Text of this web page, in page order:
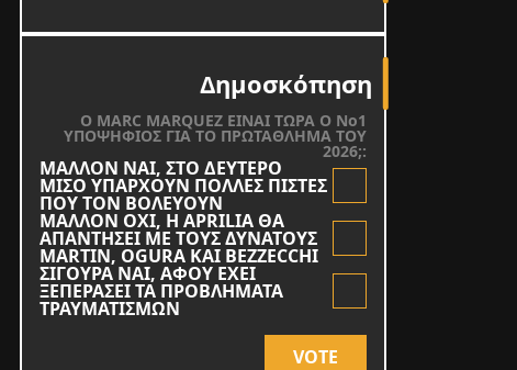
Δημοσκόπηση
O MARC MARQUEZ ΕΙΝΑΙ ΤΩΡΑ Ο Νο1
ΥΠΟΨΗΦΙΟΣ ΓΙΑ ΤΟ ΠΡΩΤΑΘΛΗΜΑ ΤΟΥ
2026;:
ΜΑΛΛΟΝ ΝΑΙ, ΣΤΟ ΔΕΥΤΕΡΟ
ΜΙΣΟ ΥΠΑΡΧΟΥΝ ΠΟΛΛΕΣ ΠΙΣΤΕΣ
ΠΟΥ ΤΟΝ ΒΟΛΕΥΟΥΝ
ΜΑΛΛΟΝ ΟΧΙ, Η APRILIA ΘΑ
ΑΠΑΝΤΗΣΕΙ ΜΕ ΤΟΥΣ ΔΥΝΑΤΟΥΣ
MARTIN, OGURA KAI BEZZECCHI
ΣΙΓΟΥΡΑ ΝΑΙ, ΑΦΟΥ ΕΧΕΙ
ΞΕΠΕΡΑΣΕΙ ΤΑ ΠΡΟΒΛΗΜΑΤΑ
ΤΡΑΥΜΑΤΙΣΜΩΝ
VOTE